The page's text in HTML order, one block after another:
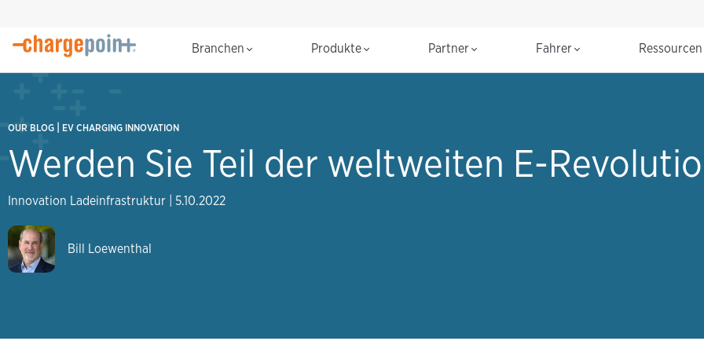
Branchen Produkte Partner Fahrer
OUR BLOG EV CHARGING INNOVATION
Werden Sie Teil der weltweiten E-
Innovation Ladeinfrastruktur 5.10.2022
Bill Loewenthal